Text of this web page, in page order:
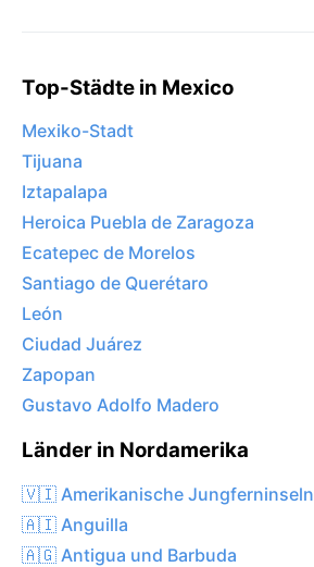
Top-Städte in Mexico
Mexiko-Stadt
Tijuana
Iztapalapa
Heroica Puebla de Zaragoza
Ecatepec de Morelos
Santiago de Querétaro
León
Ciudad Juárez
Zapopan
Gustavo Adolfo Madero
Länder in Nordamerika
🇻🇮 Amerikanische Jungferninseln
🇦🇮 Anguilla
🇦🇬 Antigua und Barbuda